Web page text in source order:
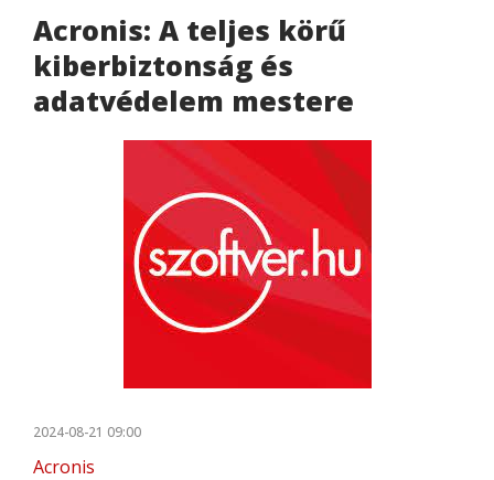
Acronis: A teljes körű
kiberbiztonság és
adatvédelem mestere
2024-08-21 09:00
Acronis